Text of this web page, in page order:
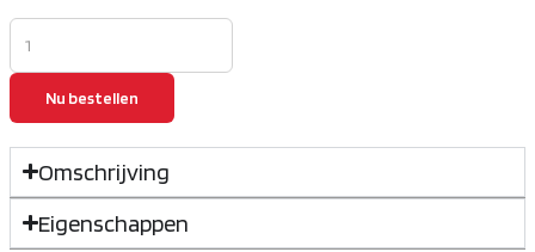
Nu bestellen
Omschrijving
Eigenschappen